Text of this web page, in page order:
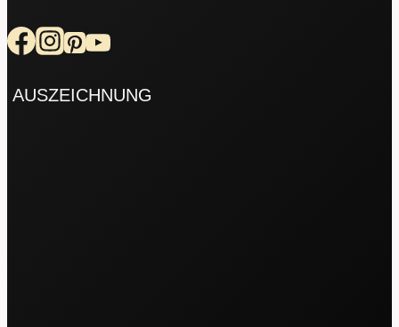
AUSZEICHNUNG